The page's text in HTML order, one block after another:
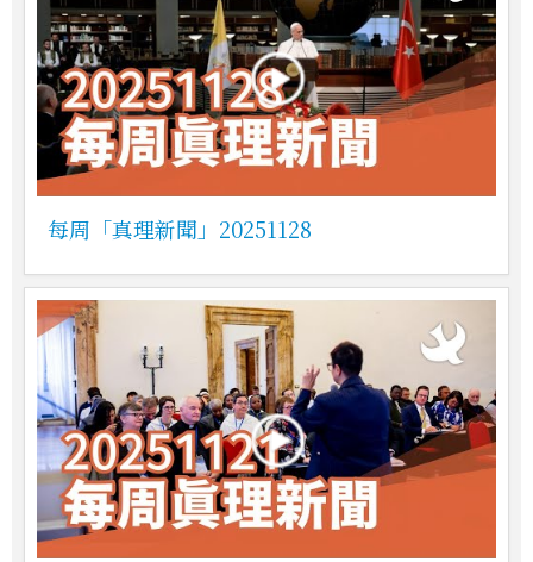
每周「真理新聞」20251128